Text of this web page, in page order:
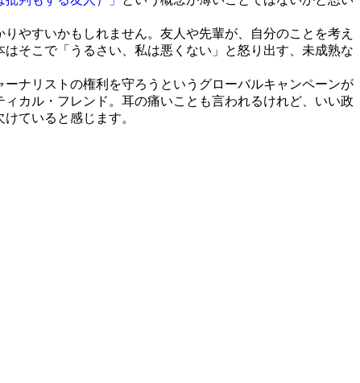
やすいかもしれません。友人や先輩が、自分のことを考え
そこで「うるさい、私は悪くない」と怒り出す、未成熟な
ナリストの権利を守ろうというグローバルキャンペーンが
カル・フレンド。耳の痛いことも言われるけれど、いい政
ていると感じます。